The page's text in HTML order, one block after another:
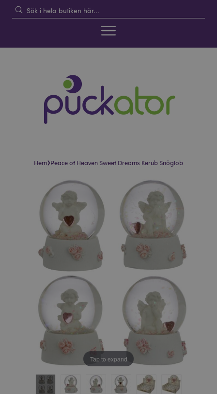
Hem›Peace of Heaven Sweet Dreams Kerub Snöglob
bildgalleriet
bildgalleriet
Tap to expand